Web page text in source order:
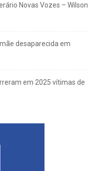
Novas Vozes – Wilson
desaparecida em
em 2025 vítimas de